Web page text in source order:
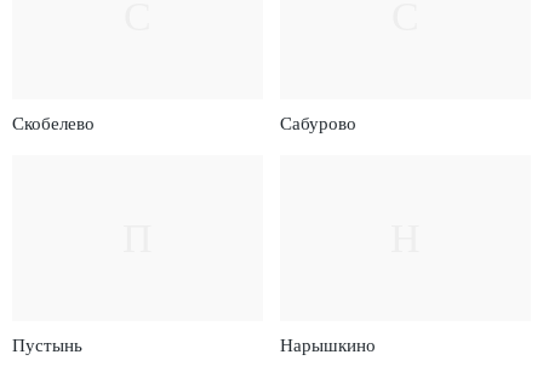
Скобелево Сабурово
Пустынь Нарышкино